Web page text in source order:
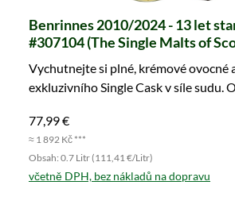
Benrinnes 2010/2024 - 13 let
#307104 (The Single Malts of
Vychutnejte si plné, krémové ovocné
exkluzivního Single Cask v síle sudu.
77,99 €
≈ 1 892 Kč ***
Obsah: 0.7 Litr (111,41 €/Litr)
včetně DPH, bez nákladů na dopravu